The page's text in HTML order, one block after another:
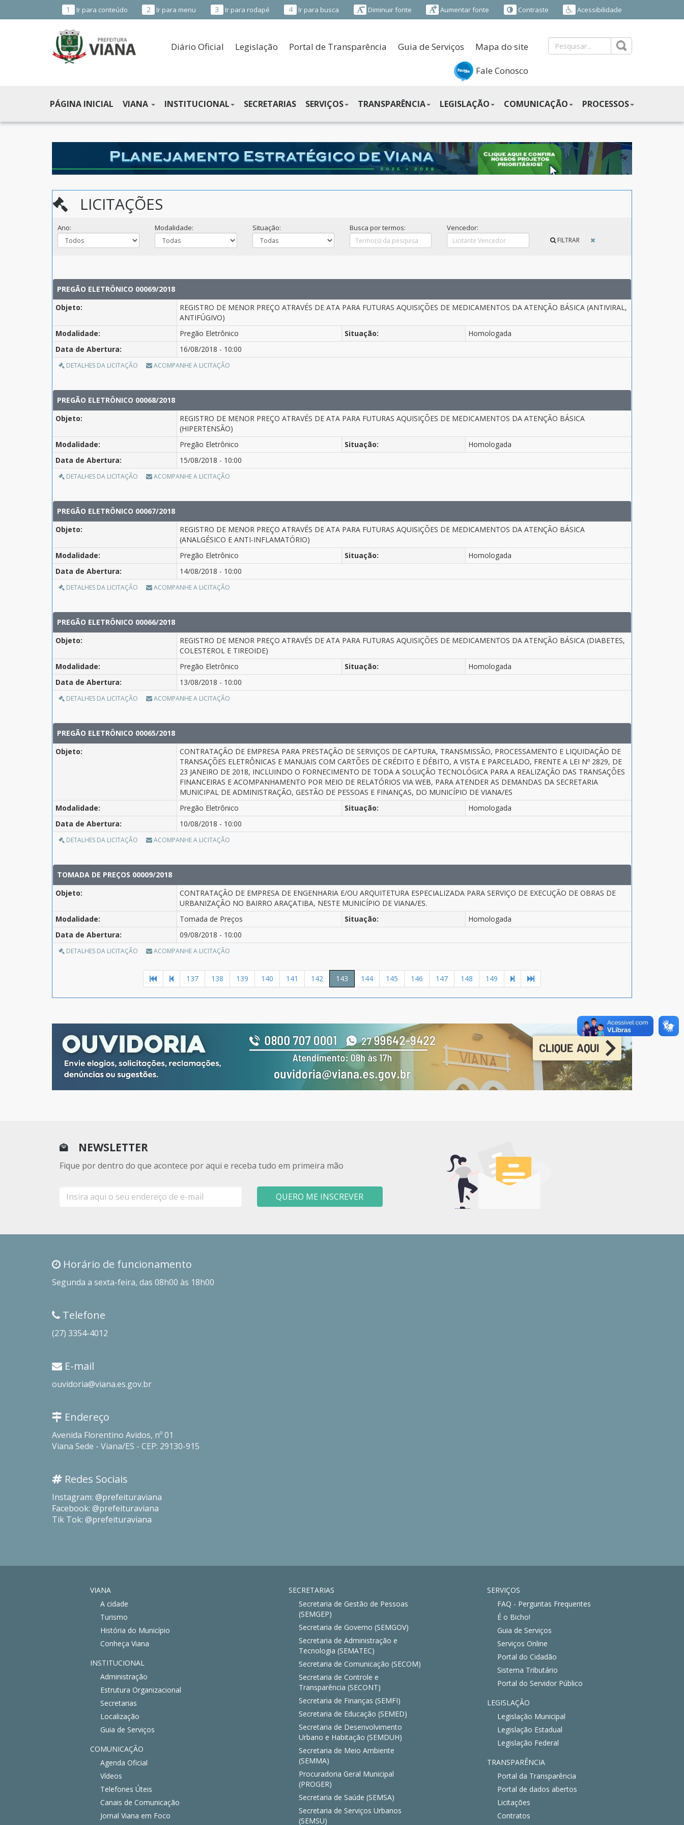
1 Ir para conteúdo 2 Ir para menu 3 Ir para rodapé 4 Ir para busca Diminuir fonte Aumentar fonte Contraste Acessibilidade
MUNICIPAL
DE
VIANA
ES
Diário Oficial Legislação Portal de Transparência Guia de Serviços Mapa do site
Fale Conosco
PÁGINA INICIAL VIANA INSTITUCIONAL SECRETARIAS SERVIÇOS TRANSPARÊNCIA LEGISLAÇÃO COMUNICAÇÃO PROCESSOS
LICITAÇÕES
Ano: Modalidade: Situação: Busca por termos: Vencedor:
FILTRAR
PREGÃO ELETRÔNICO 00069/2018
Objeto:
REGISTRO DE MENOR PREÇO ATRAVÉS DE ATA PARA FUTURAS AQUISIÇÕES DE MEDICAMENTOS DA ATENÇÃO BÁSICA (ANTIVIRAL,
ANTIFÚGIVO)
Modalidade:
Pregão Eletrônico Situação:
Homologada
Data de Abertura:
16/08/2018 - 10:00
DETALHES DA LICITAÇÃO ACOMPANHE A LICITAÇÃO
PREGÃO ELETRÔNICO 00068/2018
Objeto:
REGISTRO DE MENOR PREÇO ATRAVÉS DE ATA PARA FUTURAS AQUISIÇÕES DE MEDICAMENTOS DA ATENÇÃO BÁSICA
(HIPERTENSÃO)
Modalidade:
Pregão Eletrônico Situação:
Homologada
Data de Abertura:
15/08/2018 - 10:00
DETALHES DA LICITAÇÃO ACOMPANHE A LICITAÇÃO
PREGÃO ELETRÔNICO 00067/2018
Objeto:
REGISTRO DE MENOR PREÇO ATRAVÉS DE ATA PARA FUTURAS AQUISIÇÕES DE MEDICAMENTOS DA ATENÇÃO BÁSICA
(ANALGÉSICO E ANTI-INFLAMATÓRIO)
Modalidade:
Pregão Eletrônico Situação:
Homologada
Data de Abertura:
14/08/2018 - 10:00
DETALHES DA LICITAÇÃO ACOMPANHE A LICITAÇÃO
PREGÃO ELETRÔNICO 00066/2018
Objeto:
REGISTRO DE MENOR PREÇO ATRAVÉS DE ATA PARA FUTURAS AQUISIÇÕES DE MEDICAMENTOS DA ATENÇÃO BÁSICA (DIABETES,
COLESTEROL E TIREOIDE)
Modalidade:
Pregão Eletrônico Situação:
Homologada
Data de Abertura:
13/08/2018 - 10:00
DETALHES DA LICITAÇÃO ACOMPANHE A LICITAÇÃO
PREGÃO ELETRÔNICO 00065/2018
Objeto:
CONTRATAÇÃO DE EMPRESA PARA PRESTAÇÃO DE SERVIÇOS DE CAPTURA, TRANSMISSÃO, PROCESSAMENTO E LIQUIDAÇÃO DE
TRANSAÇÕES ELETRÔNICAS E MANUAIS COM CARTÕES DE CRÉDITO E DÉBITO, A VISTA E PARCELADO, FRENTE A LEI Nº 2829, DE
23 JANEIRO DE 2018, INCLUINDO O FORNECIMENTO DE TODA A SOLUÇÃO TECNOLÓGICA PARA A REALIZAÇÃO DAS TRANSAÇÕES
FINANCEIRAS E ACOMPANHAMENTO POR MEIO DE RELATÓRIOS VIA WEB, PARA ATENDER AS DEMANDAS DA SECRETARIA
MUNICIPAL DE ADMINISTRAÇÃO, GESTÃO DE PESSOAS E FINANÇAS, DO MUNICÍPIO DE VIANA/ES
Modalidade:
Pregão Eletrônico Situação:
Homologada
Data de Abertura:
10/08/2018 - 10:00
DETALHES DA LICITAÇÃO ACOMPANHE A LICITAÇÃO
TOMADA DE PREÇOS 00009/2018
Objeto:
CONTRATAÇÃO DE EMPRESA DE ENGENHARIA E/OU ARQUITETURA ESPECIALIZADA PARA SERVIÇO DE EXECUÇÃO DE OBRAS DE
URBANIZAÇÃO NO BAIRRO ARAÇATIBA, NESTE MUNICÍPIO DE VIANA/ES.
Modalidade:
Tomada de Preços Situação:
Homologada
Data de Abertura:
09/08/2018 - 10:00
DETALHES DA LICITAÇÃO ACOMPANHE A LICITAÇÃO
137 138 139 140 141 142 143 144 145 146 147 148 149
NEWSLETTER
Fique por dentro do que acontece por aqui e receba tudo em primeira mão
mail
QUERO ME INSCREVER
Horário de funcionamento
Segunda a sexta-feira, das 08h00 às 18h00
Telefone
(27) 3354-4012
E-mail
ouvidoria@viana.es.gov.br
Endereço
Avenida Florentino Avidos, nº 01
Viana Sede - Viana/ES - CEP: 29130-915
Redes Sociais
Instagram: @prefeituraviana
Facebook: @prefeituraviana
Tik Tok: @prefeituraviana
VIANA
A cidade
Turismo
História do Município
Conheça Viana
INSTITUCIONAL
Administração
Estrutura Organizacional
Secretarias
Localização
Guia de Serviços
COMUNICAÇÃO
Agenda Oficial
Vídeos
Telefones Úteis
Canais de Comunicação
Jornal Viana em Foco
SECRETARIAS
Secretaria de Gestão de Pessoas
(SEMGEP)
Secretaria de Governo (SEMGOV)
Secretaria de Administração e
Tecnologia (SEMATEC)
Secretaria de Comunicação (SECOM)
Secretaria de Controle e
Transparência (SECONT)
Secretaria de Finanças (SEMFI)
Secretaria de Educação (SEMED)
Secretaria de Desenvolvimento
Urbano e Habitação (SEMDUH)
Secretaria de Meio Ambiente
(SEMMA)
Procuradoria Geral Municipal
(PROGER)
Secretaria de Saúde (SEMSA)
Secretaria de Serviços Urbanos
(SEMSU)
SERVIÇOS
FAQ - Perguntas Frequentes
É o Bicho!
Guia de Serviços
Serviços Online
Portal do Cidadão
Sistema Tributário
Portal do Servidor Público
LEGISLAÇÃO
Legislação Municipal
Legislação Estadual
Legislação Federal
TRANSPARÊNCIA
Portal da Transparência
Portal de dados abertos
Licitações
Contratos